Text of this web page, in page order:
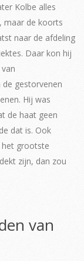
Kolbe alles
maar de koorts
naar de afdeling
Daar kon hij
gestorvenen
Hij was
de haat geen
dat is. Ook
het grootste
zijn, dan zou
van